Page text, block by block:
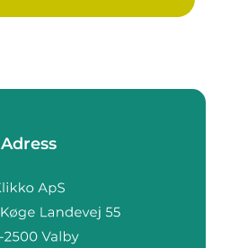
Adress